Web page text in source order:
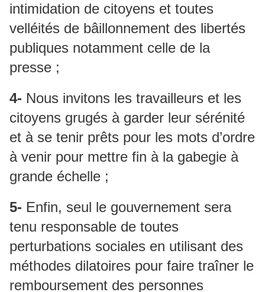
intimidation de citoyens et toutes
velléités de bâillonnement des libertés
publiques notamment celle de la
presse ;
4- Nous invitons les travailleurs et les
citoyens grugés à garder leur sérénité
et à se tenir prêts pour les mots d’ordre
à venir pour mettre fin à la gabegie à
grande échelle ;
5- Enfin, seul le gouvernement sera
tenu responsable de toutes
perturbations sociales en utilisant des
méthodes dilatoires pour faire traîner le
remboursement des personnes